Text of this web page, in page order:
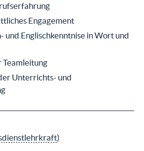
Engagement
und Englischkenntnise in Wort und
Teamleitung
Unterrichts- und
)